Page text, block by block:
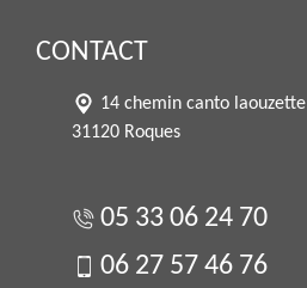
CONTACT
14 chemin canto laouzette
31120 Roques
05 33 06 24 70
06 27 57 46 76